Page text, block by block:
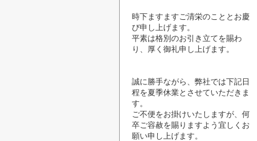
時下ますますご清栄のこととお慶
び申し上げます。
平素は格別のお引き立てを賜わ
り、厚く御礼申し上げます。
誠に勝手ながら、弊社では下記日
程を夏季休業とさせていただきま
す。
ご不便をお掛けいたしますが、何
卒ご容赦を賜りますよう宜しくお
願い申し上げます。